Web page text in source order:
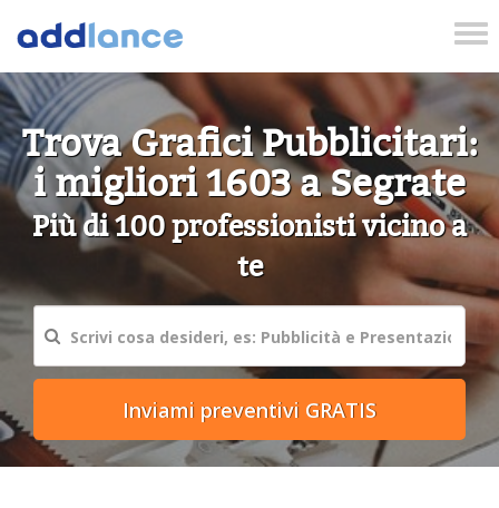
Trova Grafici Pubblicitari:
i migliori 1603 a Segrate
Più di 100 professionisti vicino a
te